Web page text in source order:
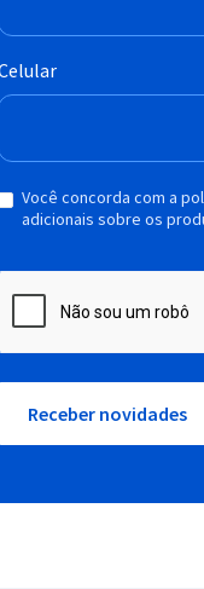
Você concorda com a
adicionais sobre os
Receber novidades